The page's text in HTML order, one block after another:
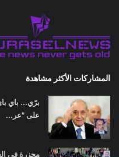
المشاركات الأكثر مشاهدة
برّي... باي
على "عر...